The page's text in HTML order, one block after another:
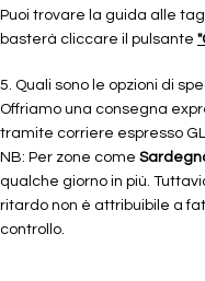
Puoi trovare la guida alle
basterà cliccare il pulsante
5. Quali sono le opzioni di
Offriamo una consegna
tramite corriere espresso
NB: Per zone come
qualche giorno in più.
ritardo non è attribuibile a
controllo.